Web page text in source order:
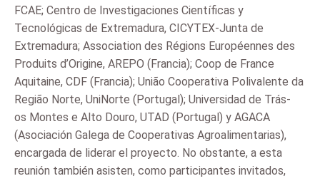
FCAE; Centro de Investigaciones Científicas y
Tecnológicas de Extremadura, CICYTEX-Junta de
Extremadura; Association des Régions Européennes des
Produits d’Origine, AREPO (Francia); Coop de France
Aquitaine, CDF (Francia); União Cooperativa Polivalente da
Região Norte, UniNorte (Portugal); Universidad de Trás-
os­ Montes e Alto Douro, UTAD (Portugal) y AGACA
(Asociación Galega de Cooperativas Agroalimentarias),
encargada de liderar el proyecto. No obstante, a esta
reunión también asisten, como participantes invitados,